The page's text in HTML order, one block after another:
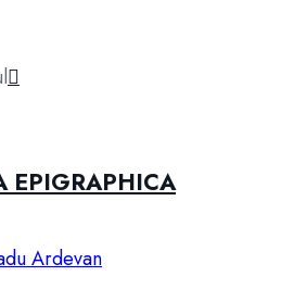
EPIGRAPHICA
Ardevan